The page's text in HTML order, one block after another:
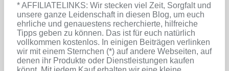
* AFFILIATELINKS: Wir stecken viel Zeit, Sorgfalt und
unsere ganze Leidenschaft in diesen Blog, um euch
ehrliche und genauestens recherchierte, hilfreiche
Tipps geben zu können. Das ist für euch natürlich
vollkommen kostenlos. In einigen Beiträgen verlinken
wir mit einem Sternchen (*) auf andere Webseiten, auf
denen ihr Produkte oder Dienstleistungen kaufen